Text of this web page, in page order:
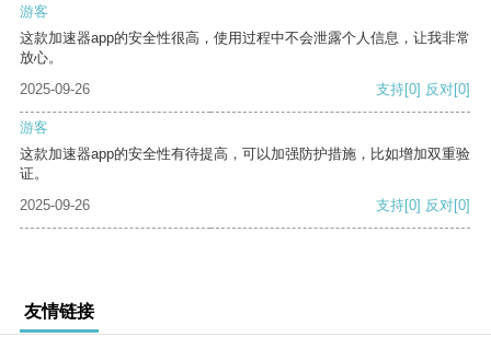
游客
这款加速器app的安全性很高，使用过程中不会泄露个人信息，让我非常
放心。
2025-09-26
支持[0] 反对[0]
游客
这款加速器app的安全性有待提高，可以加强防护措施，比如增加双重验
证。
2025-09-26
支持[0] 反对[0]
友情链接